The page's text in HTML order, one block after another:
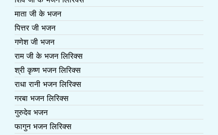
माता जी के भजन
पित्तर जी भजन
गणेश जी भजन
राम जी के भजन लिरिक्स
श्री कृष्ण भजन लिरिक्स
राधा रानी भजन लिरिक्स
गरबा भजन लिरिक्स
गुरुदेव भजन
फागुन भजन लिरिक्स